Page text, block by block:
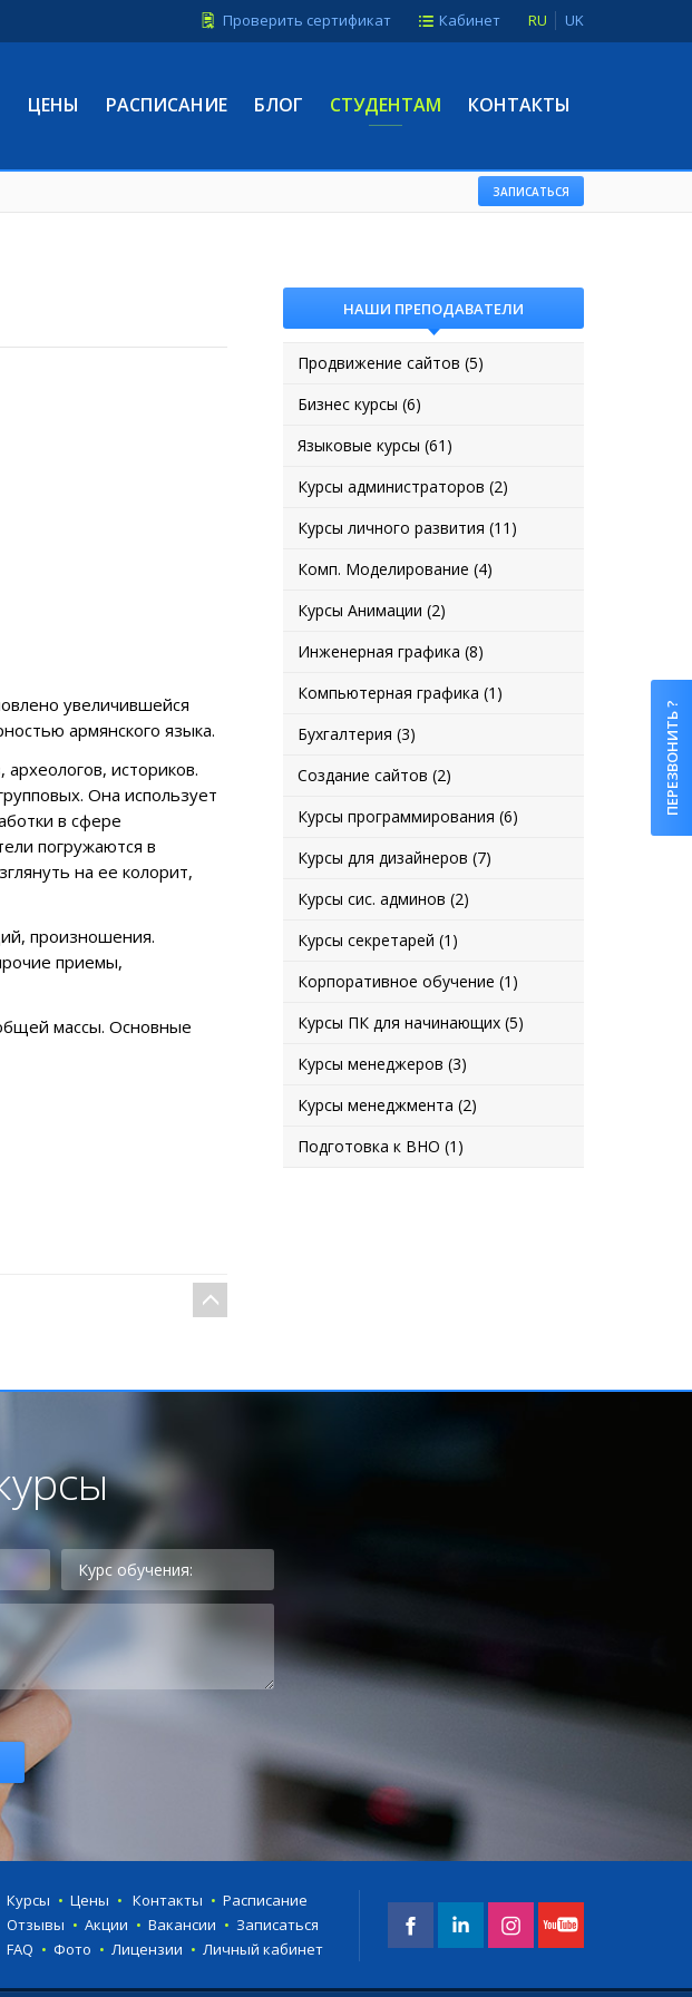
RU UK
Кабинет
Проверить сертификат
ЦЕНЫ РАСПИСАНИЕ БЛОГ СТУДЕНТАМ КОНТАКТЫ
ЗАПИСАТЬСЯ
увеличившейся
армянского языка.
историков.
Она использует
в сфере
погружаются в
на ее колорит,
произношения.
приемы,
массы. Основные
НАШИ ПРЕПОДАВАТЕЛИ
Продвижение сайтов (5)
Бизнес курсы (6)
Языковые курсы (61)
Курсы администраторов (2)
Курсы личного развития (11)
Комп. Моделирование (4)
Курсы Анимации (2)
Инженерная графика (8)
Компьютерная графика (1)
Бухгалтерия (3)
Создание сайтов (2)
Курсы программирования (6)
Курсы для дизайнеров (7)
Курсы сис. админов (2)
Курсы секретарей (1)
Корпоративное обучение (1)
Курсы ПК для начинающих (5)
Курсы менеджеров (3)
Курсы менеджмента (2)
Подготовка к ВНО (1)
Курсы Цены Контакты
Расписание
Отзывы
Акции Вакансии
Записаться
FAQ
Фото Лицензии Личный кабинет
ПЕРЕЗВОНИТЬ ?